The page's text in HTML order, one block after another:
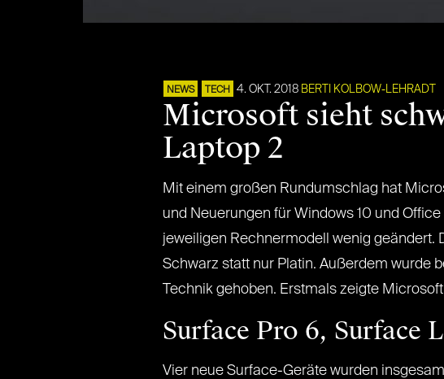
NEWS TECH 4. OKT. 2018 BERTI KOLBOW-LEHRADT
Microsoft sieht
Laptop 2
Mit einem großen Rundumschlag hat
und Neuerungen für Windows 10 und
jeweiligen Rechnermodell wenig geändert.
Schwarz statt nur Platin. Außerdem wurde
Technik gehoben. Erstmals zeigte
Surface Pro 6, Surface
Vier neue Surface-Geräte wurden